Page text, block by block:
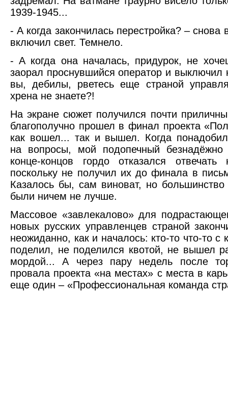
1939-1945...
- А когда закончилась перестройка? – снова
включил свет. Темнело.
- А когда она началась, придурок, не
заорал проснувшийся оператор и выключил
вы, дебилы, рветесь еще страной
хрена не знаете?!
На экране сюжет получился почти
благополучно прошел в финал проекта
как вошел... так и вышел. Когда
на вопросы, мой подопечный
конце-концов гордо отказался
поскольку не получил их до финала в
Казалось бы, сам виноват, но большинство
были ничем не лучше.
Массовое «завлекалово» для
новых русских управленцев страной
неожиданно, как и началось: кто-то что-то с
поделил, не поделился квотой, не вышел
мордой... А через пару недель после
провала проекта «на местах» с места в
еще один – «Профессиональная команда